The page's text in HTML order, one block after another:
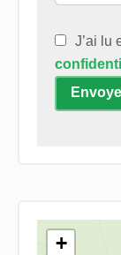
J’ai lu
+